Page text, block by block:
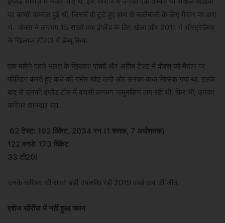
पर काफी वायरल हुई थी, जिसमें वो टूटे हुए हाथ से बल्लेबाजी के लिए मैदान पर आए
थे. वोक्स ने लगभग 15 सालों तक इंग्लैंड के लिए खेला और 2011 में ऑस्ट्रेलिया
के खिलाफ टी20I में डेब्यू किया.
एक महीने पहले भारत के खिलाफ पांचवें और अंतिम टेस्ट में वोक्स को मैदान पर
फील्डिंग करते हुए कंधे की गंभीर चोट लगी और उनका कंधा खिसक गया था. इसके
बाद से उनकी इंग्लैंड टीम में वापसी लगभग नामुमकिन लग रही थी. फिर भी, उनका
करियर शानदार रहा.
62 टेस्ट: 192 विकेट, 2034 रन (1 शतक, 7 अर्धशतक)
122 वनडे: 173 विकेट
33 टी20I
उनके करियर की सबसे बड़ी उपलब्धि रही 2019 वर्ल्ड कप की जीत.
एशेज सीरीज में नहीं हुआ चयन